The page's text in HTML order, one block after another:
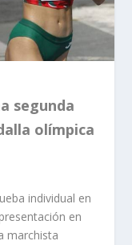
segunda
olímpica
individual en
en
marchista